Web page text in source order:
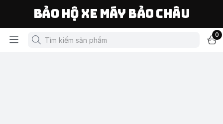
Bảo Hộ Xe Máy Bảo Châu
0